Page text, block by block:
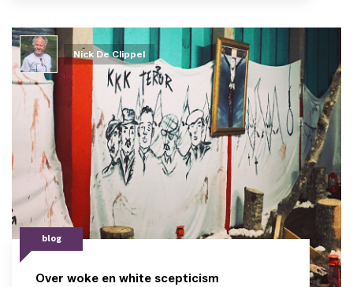
blog
Over woke en white scepticism
Nick De Clippel